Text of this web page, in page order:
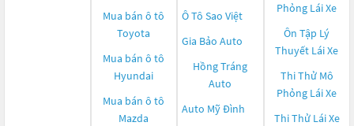
Mua bán ô tô
Toyota
Mua bán ô tô
Hyundai
Mua bán ô tô
Mazda
Ô Tô Sao Việt
Gia Bảo Auto
Hồng Tráng
Auto
Auto Mỹ Đình
Phỏng Lái Xe
Ôn Tập Lý
Thuyết Lái Xe
Thi Thử Mô
Phỏng Lái Xe
Thi Thử Lái Xe